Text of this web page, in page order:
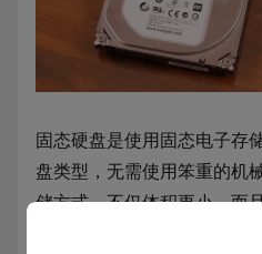
固态硬盘是使用固态电子存
盘类型，无需使用笨重的机
储方式。不仅体积更小，而